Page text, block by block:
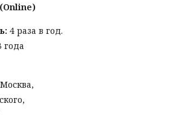
(Online)
4 раза в год.
года